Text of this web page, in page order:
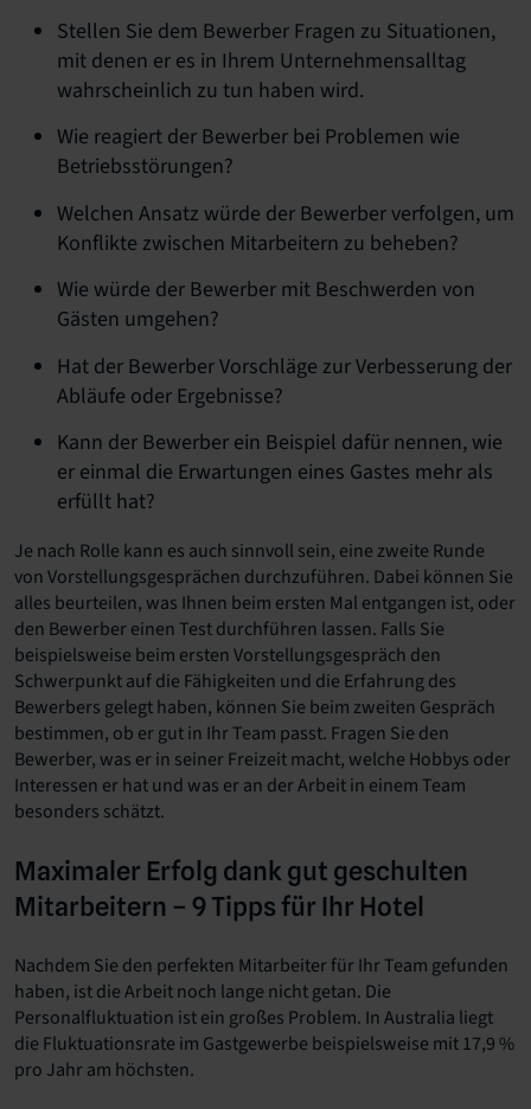
Stellen Sie dem Bewerber Fragen zu Situationen,
mit denen er es in Ihrem Unternehmensalltag
wahrscheinlich zu tun haben wird.
Wie reagiert der Bewerber bei Problemen wie
Betriebsstörungen?
Welchen Ansatz würde der Bewerber verfolgen, um
Konflikte zwischen Mitarbeitern zu beheben?
Wie würde der Bewerber mit Beschwerden von
Gästen umgehen?
Hat der Bewerber Vorschläge zur Verbesserung der
Abläufe oder Ergebnisse?
Kann der Bewerber ein Beispiel dafür nennen, wie
er einmal die Erwartungen eines Gastes mehr als
erfüllt hat?
Je nach Rolle kann es auch sinnvoll sein, eine zweite Runde
von Vorstellungsgesprächen durchzuführen. Dabei können Sie
alles beurteilen, was Ihnen beim ersten Mal entgangen ist, oder
den Bewerber einen Test durchführen lassen. Falls Sie
beispielsweise beim ersten Vorstellungsgespräch den
Schwerpunkt auf die Fähigkeiten und die Erfahrung des
Bewerbers gelegt haben, können Sie beim zweiten Gespräch
bestimmen, ob er gut in Ihr Team passt. Fragen Sie den
Bewerber, was er in seiner Freizeit macht, welche Hobbys oder
Interessen er hat und was er an der Arbeit in einem Team
besonders schätzt.
Maximaler Erfolg dank gut geschulten
Mitarbeitern – 9 Tipps für Ihr Hotel
Nachdem Sie den perfekten Mitarbeiter für Ihr Team gefunden
haben, ist die Arbeit noch lange nicht getan. Die
Personalfluktuation ist ein großes Problem. In Australia liegt
die Fluktuationsrate im Gastgewerbe beispielsweise mit 17,9 %
pro Jahr am höchsten.